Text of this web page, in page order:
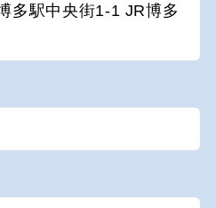
多駅中央街1-1 JR博多